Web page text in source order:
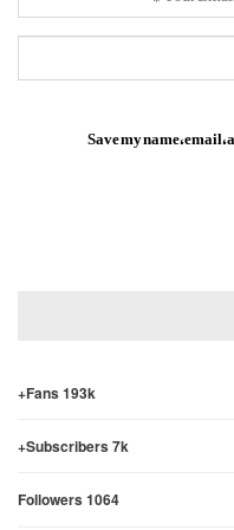
Save my name, email,
Fans 193k+
Subscribers 7k+
Followers 1064